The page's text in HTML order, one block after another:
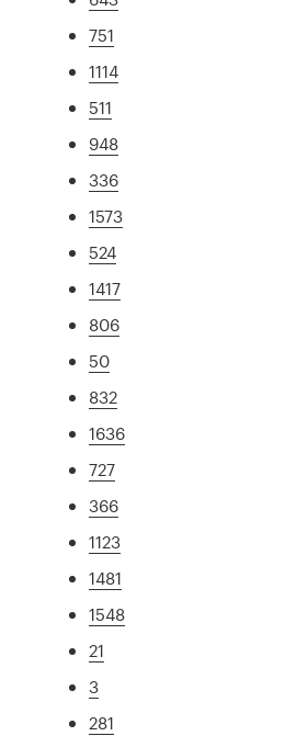
751
1114
511
948
336
1573
524
1417
806
50
832
1636
727
366
1123
1481
1548
21
3
281